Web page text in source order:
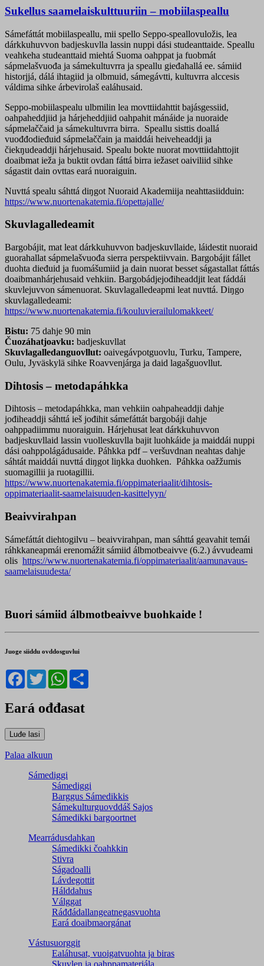
Sukellus saamelaiskulttuuriin – mobiilaspeallu
Sámefáttát mobiilaspeallu, mii spello Seppo-speallovuložis, lea
dárkkuhuvvon badjeskuvlla lassin nuppi dási studeanttaide. Speallu
veahkeha studeanttaid miehtá Suoma oahppat ja fuobmát
sápmelašvuođa ja sámekultuvrra ja speallu gieđahallá ee. sámiid
historjjá, dálá ihtagiid ja olbmuid, sámegávtti, kultuvrra alccesis
váldima sihke árbevirolaš ealáhusaid.
Seppo-mobiilaspealu ulbmilin lea movttiidahttit bajásgessiid,
oahpaheddjiid ja hárjeheddjiid oahpahit mánáide ja nuoraide
sápmelaččaid ja sámekultuvrra birra. Speallu sisttis doallá
vuođđodieđuid sápmelaččain ja maiddái heiveheaddji ja
čiekŋudeaddji hárjehusaid. Spealu bokte nuorat movttiidahttojit
doaibmat ieža ja buktit ovdan fáttá birra iežaset oaiviliid sihke
ságastit dain ovttas eará nuoraiguin.
Nuvttá spealu sáhttá diŋgot Nuoraid Akademiija neahttasiidduin:
https://www.nuortenakatemia.fi/opettajalle/
Skuvlagalledeamit
Bargobájit, mat leat dárkkuhuvvon badjeskuvllaide, láidestit nuoraid
guorahallat sápmelašvuođa sierra perspektiivvain. Bargobájit fállet
duohta dieđuid ja fuomášumiid ja dain nuorat besset ságastallat fáttás
doaibmanhárjehusaid vehkiin. Bargobádjejođiheaddjit leat fáddái
skuvlejuvvon sámenuorat. Skuvlagalledeapmi leat nuvttá. Diŋgo
skuvlagalledeami:
https://www.nuortenakatemia.fi/kouluvierailulomakkeet/
Bistu: 75 dahje 90 min
Čuozáhatjoavku: badjeskuvllat
Skuvlagalledanguovllut: oaivegávpotguovlu, Turku, Tampere,
Oulu, Jyväskylä sihke Roavvenjárga ja daid lagašguovllut.
Dihtosis – metodapáhkka
Dihtosis – metodapáhkka, man vehkiin oahpaheaddji dahje
jođiheaddji sáhttá ieš jođihit sámefáttát bargobáji dahje
oahppadiimmu nuoraiguin. Hárjehusat leat dárkkuhuvvon
badjeskuvllaid lassin vuolleskuvlla bajit luohkáide ja maiddái nuppi
dási oahppolágádusaide. Páhkka pdf – veršuvdnan neahtas dahje
sáhtát maiddái nuvttá diŋgot liŋkka duohken. Páhkka oažžumis
suomagillii ja ruoŧagillii.
https://www.nuortenakatemia.fi/oppimateriaalit/dihtosis-
oppimateriaalit-saamelaisuuden-kasittelyyn/
Beaivvirahpan
Sámefáttát diehtogilvu – beaivvirahpan, man sáhttá geavahit temái
ráhkkaneapmái erenomážit sámiid álbmotbeaivve (6.2.) ávvudeami
olis https://www.nuortenakatemia.fi/oppimateriaalit/aamunavaus-
saamelaisuudesta/
Buori sámiid álbmotbeaivve buohkaide !
Juoge siiddu ovddosguvlui
Facebook
TwitterWhatsApp
Eará ođđasat
Palaa alkuun
Sámediggi
Sámediggi
Barggus Sámedikkis
Sámekulturguovddáš Sajos
Sámedikki bargoortnet
Mearrádusdahkan
Sámedikki čoahkkin
Stivra
Ságadoalli
Lávdegottit
Hálddahus
Válggat
Ráđđádallangeatnegas­vuohta
Eará doaibmaorgánat
Vástusuorggit
Ealáhusat, vuoigatvuohta ja biras
Skuvlen ja oahppamateriála